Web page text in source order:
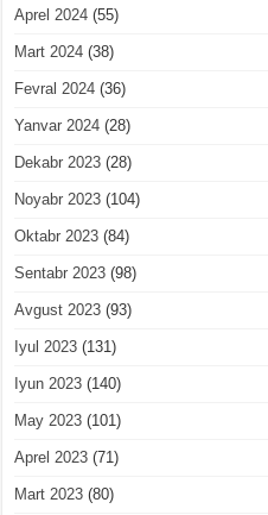
Aprel 2024 (55)
Mart 2024 (38)
Fevral 2024 (36)
Yanvar 2024 (28)
Dekabr 2023 (28)
Noyabr 2023 (104)
Oktabr 2023 (84)
Sentabr 2023 (98)
Avgust 2023 (93)
Iyul 2023 (131)
Iyun 2023 (140)
May 2023 (101)
Aprel 2023 (71)
Mart 2023 (80)